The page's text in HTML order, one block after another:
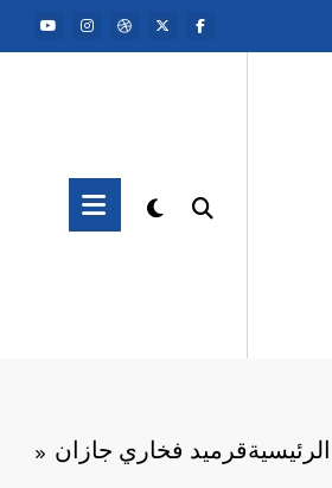
الرئيسيةقرميد فخاري جازان